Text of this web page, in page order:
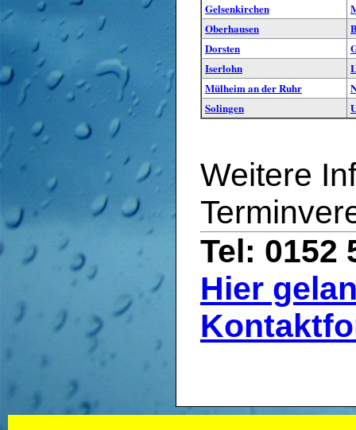
Gelsenkirchen
Oberhausen
Dorsten
Iserlohn
Mülheim an der Ruhr
Solingen
Weitere
Tel: 0152
Hier